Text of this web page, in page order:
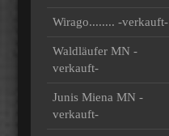
Wirago........ -verkauft-
Waldläufer MN -
verkauft-
Junis Miena MN -
verkauft-